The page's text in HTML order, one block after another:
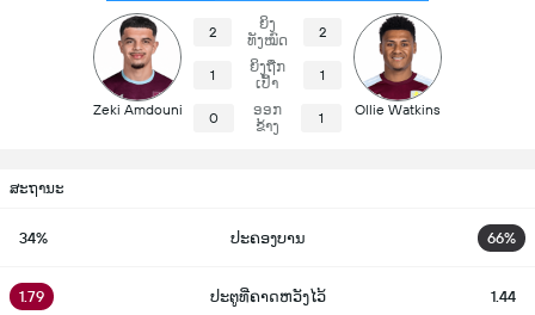
Zeki Amdouni
2
ຍິງ
ທັງໝົດ
2
1
ຍິງຖືກ
ເປົ້າ
1
0
ອອກ
ຂ້າງ
1 Ollie Watkins
ສະຖານະ
34% ປະຄອງບານ 66%
1.79 ປະຕູທີ່ຄາດຫວັງໄວ້ 1.44